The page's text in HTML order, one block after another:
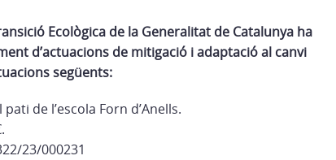
Ecològica de la Generalitat de Catalunya ha
d’actuacions de mitigació i adaptació al canvi
següents:
de l’escola Forn d’Anells.
23/000231